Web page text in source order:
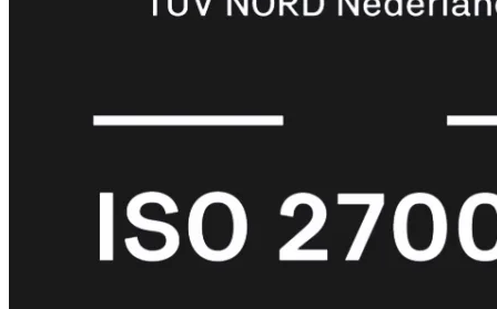
ProtectionEnterprise
bekijken
FortiCareSecurity
BundelsSOC